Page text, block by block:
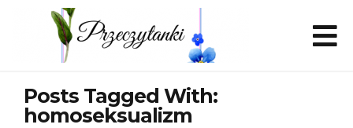
Posts Tagged With:
homoseksualizm